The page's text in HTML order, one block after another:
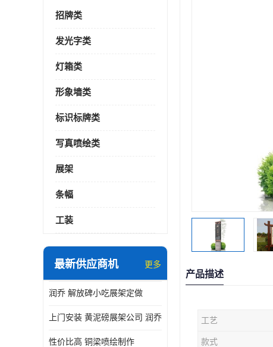
招牌类
发光字类
灯箱类
形象墙类
标识标牌类
写真喷绘类
展架
条幅
工装
最新供应商机 更多
润乔 解放碑小吃展架定做
上门安装 黄泥磅展架公司 润乔
性价比高 铜梁喷绘制作
产品描述
工艺
款式